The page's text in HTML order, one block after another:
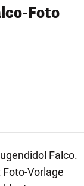
Foto
Falco.
Vorlage